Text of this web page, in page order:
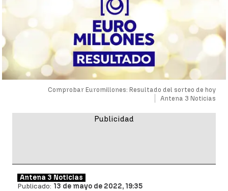
Comprobar Euromillones: Resultado del sorteo de hoy
Antena 3 Noticias
Antena 3 Noticias
Publicado: 13 de mayo de 2022, 19:35